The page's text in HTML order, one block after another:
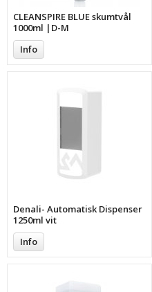
CLEANSPIRE BLUE skumtvål
1000ml |D-M
Info
Denali- Automatisk Dispenser
1250ml vit
Info